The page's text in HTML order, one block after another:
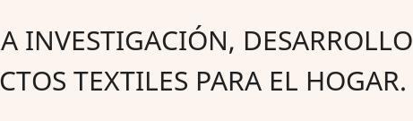
INVESTIGACIÓN, DESARROLLO
TEXTILES PARA EL HOGAR.